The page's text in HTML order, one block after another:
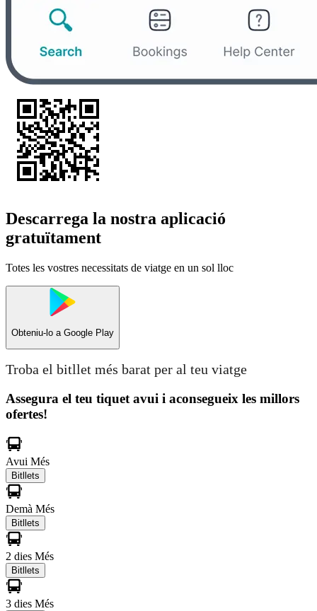
Descarrega la nostra aplicació
gratuïtament
Totes les vostres necessitats de viatge en un sol lloc
Obteniu-lo a Google Play
Troba el bitllet més barat per al teu viatge
Assegura el teu tiquet avui i aconsegueix les millors
ofertes!
Avui Més
Bitllets
Demà Més
Bitllets
2 dies Més
Bitllets
3 dies Més